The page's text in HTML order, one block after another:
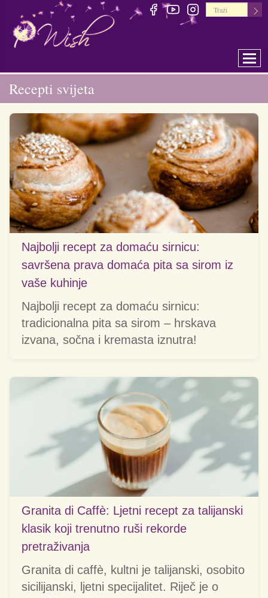
Recepti svijeta
Najbolji recept za domaću sirnicu:
savršena prava domaća pita sa sirom iz
vaše kuhinje
Najbolji recept za domaću sirnicu:
tradicionalna pita sa sirom – hrskava
izvana, sočna i kremasta iznutra!
Granita di Caffè: Ljetni recept za talijanski
klasik koji trenutno ruši rekorde
pretraživanja
Granita di caffè, kultni je talijanski, osobito
sicilijanski, ljetni specijalitet. Riječ je o